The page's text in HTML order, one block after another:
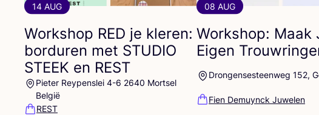
14 AUG
Workshop RED je kleren:
borduren met STUDIO
STEEK en REST
Pieter Reypenslei 4-6 2640 Mortsel
België
REST
08 AUG
Workshop: Maak
Eigen
Drongensesteenweg 152,
Fien Demuynck Juwelen